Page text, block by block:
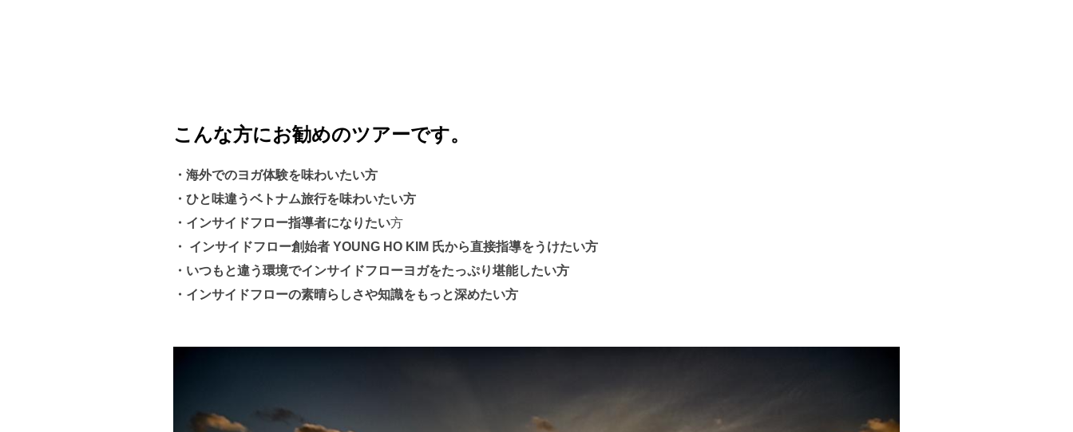
こんな方にお勧めのツアーです。
・海外でのヨガ体験を味わいたい方
・ひと味違うベトナム旅行を味わいたい方
・インサイドフロー指導者になりたい方
・
インサイドフロー創始者 YOUNG HO KIM 氏から直接指導をうけたい方
・いつもと違う環境でインサイドフローヨガをたっぷり堪能したい方
・インサイドフローの素晴らしさや知識をもっと深めたい方